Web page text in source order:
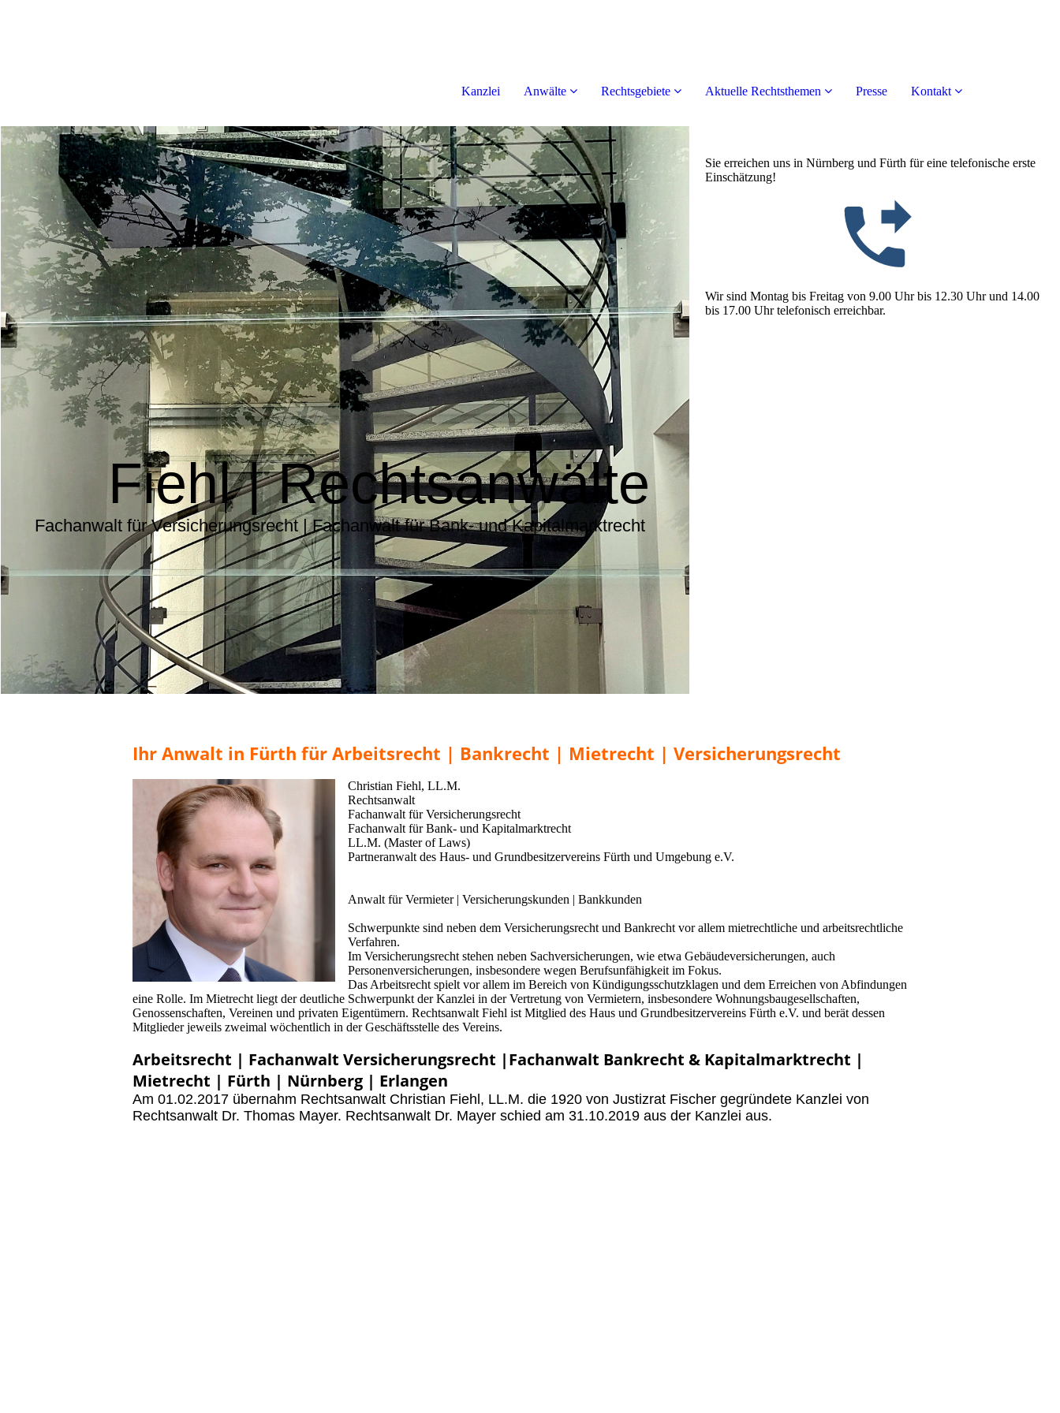
Kanzlei Anwälte Rechtsgebiete Aktuelle Rechtsthemen Presse Kontakt
Fiehl | Rechtsanwälte
Fachanwalt für Versicherungsrecht | Fachanwalt für Bank- und Kapitalmarktrecht
Sie erreichen uns in Nürnberg und Fürth für eine telefonische erste
Einschätzung!
Wir sind Montag bis Freitag von 9.00 Uhr bis 12.30 Uhr und 14.00
bis 17.00 Uhr telefonisch erreichbar.
Ihr Anwalt in Fürth für Arbeitsrecht | Bankrecht | Mietrecht | Versicherungsrecht
Christian Fiehl, LL.M.
Rechtsanwalt
Fachanwalt für Versicherungsrecht
Fachanwalt für Bank- und Kapitalmarktrecht
LL.M. (Master of Laws)
Partneranwalt des Haus- und Grundbesitzervereins Fürth und Umgebung e.V.
Anwalt für Vermieter | Versicherungskunden | Bankkunden
Schwerpunkte sind neben dem Versicherungsrecht und Bankrecht vor allem mietrechtliche und arbeitsrechtliche
Verfahren.
Im Versicherungsrecht stehen neben Sachversicherungen, wie etwa Gebäudeversicherungen, auch
Personenversicherungen, insbesondere wegen Berufsunfähigkeit im Fokus.
Das Arbeitsrecht spielt vor allem im Bereich von Kündigungsschutzklagen und dem Erreichen von Abfindungen
eine Rolle. Im Mietrecht liegt der deutliche Schwerpunkt der Kanzlei in der Vertretung von Vermietern, insbesondere Wohnungsbaugesellschaften,
Genossenschaften, Vereinen und privaten Eigentümern. Rechtsanwalt Fiehl ist Mitglied des Haus und Grundbesitzervereins Fürth e.V. und berät dessen
Mitglieder jeweils zweimal wöchentlich in der Geschäftsstelle des Vereins.
Arbeitsrecht | Fachanwalt Versicherungsrecht |Fachanwalt Bankrecht & Kapitalmarktrecht |
Mietrecht | Fürth | Nürnberg | Erlangen
Am 01.02.2017 übernahm Rechtsanwalt Christian Fiehl, LL.M. die 1920 von Justizrat Fischer gegründete Kanzlei von
Rechtsanwalt Dr. Thomas Mayer. Rechtsanwalt Dr. Mayer schied am 31.10.2019 aus der Kanzlei aus.